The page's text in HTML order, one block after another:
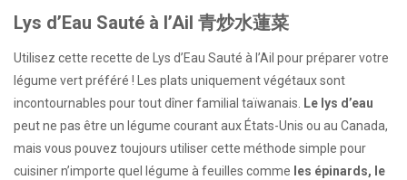
Lys d’Eau Sauté à l’Ail 青炒水蓮菜
Utilisez cette recette de Lys d’Eau Sauté à l’Ail pour préparer votre
légume vert préféré ! Les plats uniquement végétaux sont
incontournables pour tout dîner familial taïwanais.
Le lys d’eau
peut ne pas être un légume courant aux États-Unis ou au Canada,
mais vous pouvez toujours utiliser cette méthode simple pour
cuisiner n’importe quel légume à feuilles comme les épinards, le